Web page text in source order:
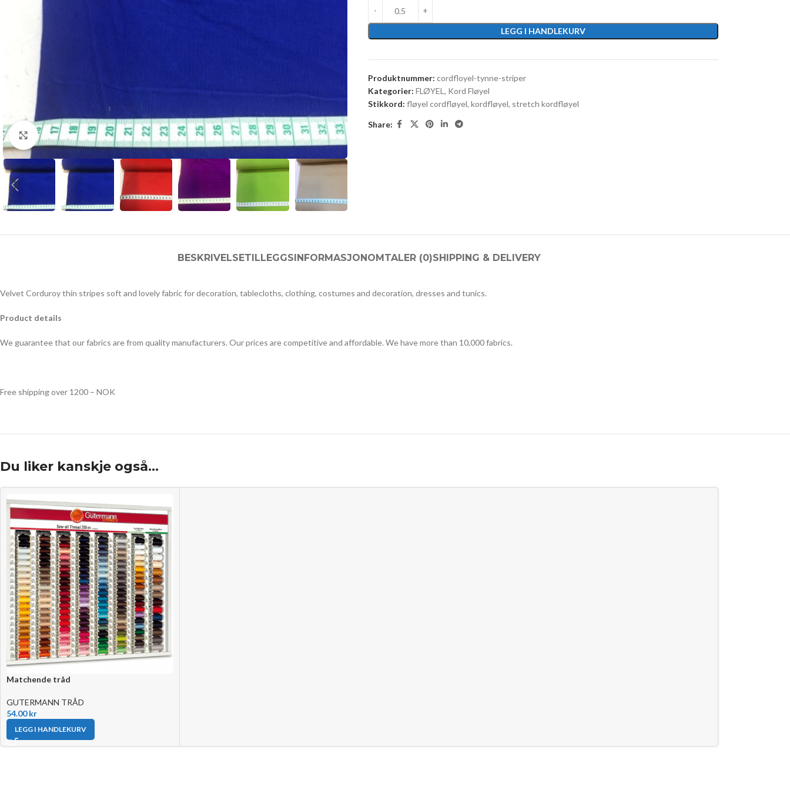
Click to enlarge
LEGG I HANDLEKURV
Produktnummer: cordfloyel-tynne-striper
Kategorier: FLØYEL , Kord Fløyel
Stikkord: fløyel cordfløyel, kordfløyel, stretch kordfløyel
Share:
BESKRIVELSETILLEGGSINFORMASJON OMTALER (0)SHIPPING & DELIVERY
Velvet Corduroy thin stripes soft and lovely fabric for decoration, tablecloths, clothing, costumes and decoration, dresses and tunics.
Product details
We guarantee that our fabrics are from quality manufacturers. Our prices are competitive and affordable. We have more than 10,000 fabrics.
Free shipping over 1200 – NOK
Du liker kanskje også…
Matchende tråd
GUTERMANN TRÅD
54.00kr
LEGG I HANDLEKURV